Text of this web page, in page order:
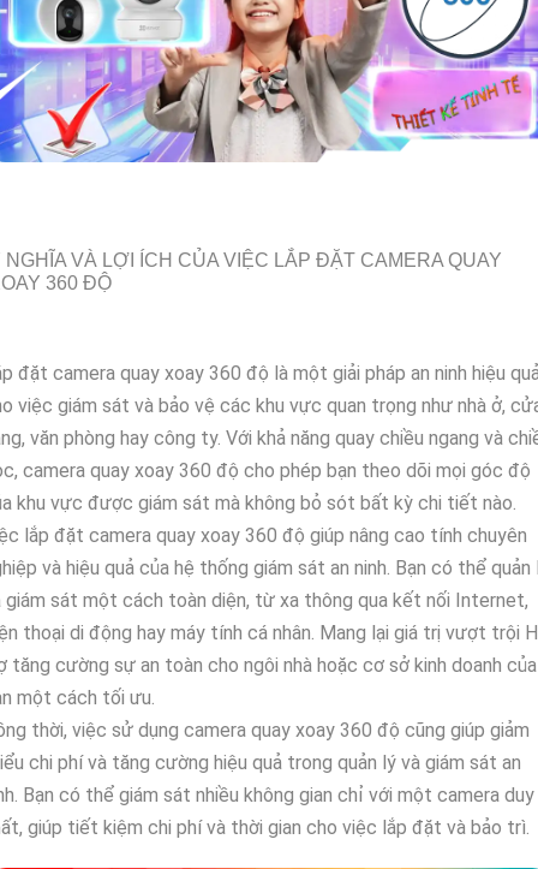
NGHĨA VÀ LỢI ÍCH CỦA VIỆC LẮP ĐẶT CAMERA QUAY
360 ĐỘ
đặt camera quay xoay 360 độ là một giải pháp an ninh hiệu
việc giám sát và bảo vệ các khu vực quan trọng như nhà ở,
văn phòng hay công ty. Với khả năng quay chiều ngang và
camera quay xoay 360 độ cho phép bạn theo dõi mọi góc độ
khu vực được giám sát mà không bỏ sót bất kỳ chi tiết nào.
lắp đặt camera quay xoay 360 độ giúp nâng cao tính chuyên
và hiệu quả của hệ thống giám sát an ninh. Bạn có thể quản
giám sát một cách toàn diện, từ xa thông qua kết nối Internet,
thoại di động hay máy tính cá nhân. Mang lại giá trị vượt trội
tăng cường sự an toàn cho ngôi nhà hoặc cơ sở kinh doanh của
một cách tối ưu.
thời, việc sử dụng camera quay xoay 360 độ cũng giúp giảm
chi phí và tăng cường hiệu quả trong quản lý và giám sát an
Bạn có thể giám sát nhiều không gian chỉ với một camera duy
giúp tiết kiệm chi phí và thời gian cho việc lắp đặt và bảo trì.